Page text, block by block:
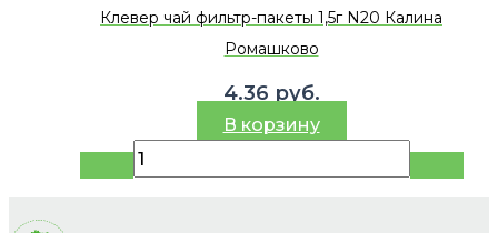
Клевер чай фильтр-пакеты 1,5г N20 Калина
Ромашково
4.36 руб.
В корзину